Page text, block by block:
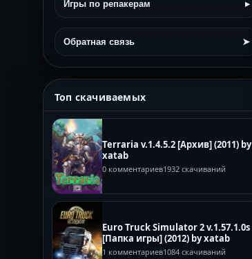
Игры по репакерам ▸
Обратная связь ➤
Топ скачиваемых
Terraria v.1.4.5.2 [Архив] (2011) by
xatab
0 комментариев1932 скачиваний
Euro Truck Simulator 2 v.1.57.1.0s
[Папка игры] (2012) by xatab
1 комментариев1084 скачиваний